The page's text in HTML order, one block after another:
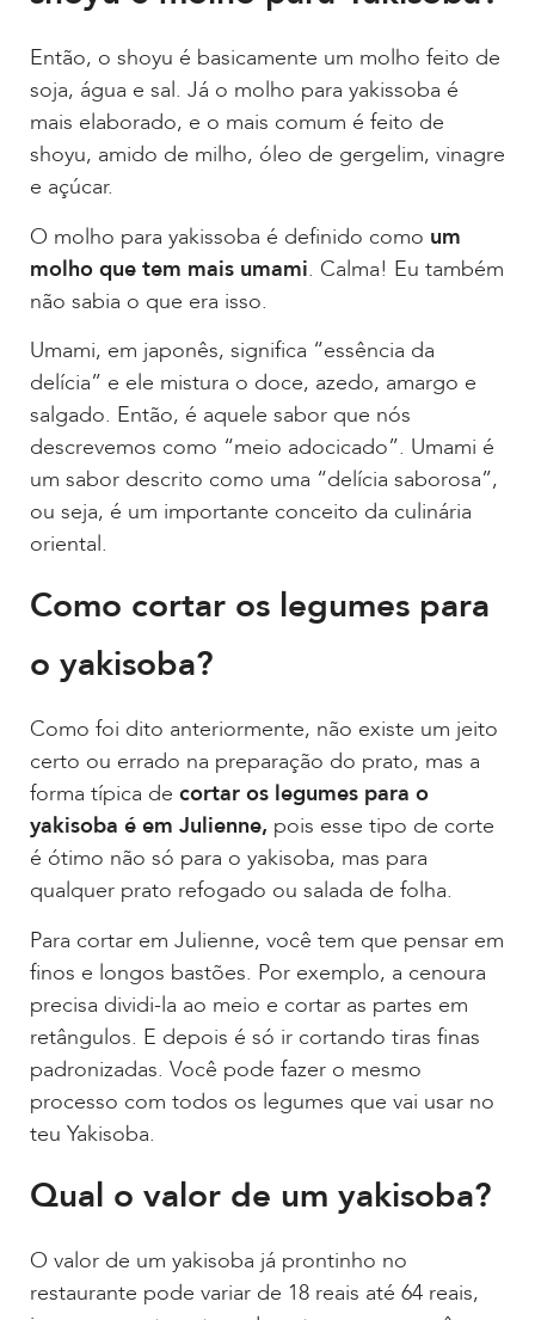
Então, o shoyu é basicamente um molho feito de
soja, água e sal. Já o molho para yakissoba é
mais elaborado, e o mais comum é feito de
shoyu, amido de milho, óleo de gergelim, vinagre
e açúcar.
O molho para yakissoba é definido como um
molho que tem mais umami. Calma! Eu também
não sabia o que era isso.
Umami, em japonês, significa “essência da
delícia” e ele mistura o doce, azedo, amargo e
salgado. Então, é aquele sabor que nós
descrevemos como “meio adocicado”. Umami é
um sabor descrito como uma “delícia saborosa”,
ou seja, é um importante conceito da culinária
oriental.
Como cortar os legumes para
o yakisoba?
Como foi dito anteriormente, não existe um jeito
certo ou errado na preparação do prato, mas a
forma típica de cortar os legumes para o
yakisoba é em Julienne, pois esse tipo de corte
é ótimo não só para o yakisoba, mas para
qualquer prato refogado ou salada de folha.
Para cortar em Julienne, você tem que pensar em
finos e longos bastões. Por exemplo, a cenoura
precisa dividi-la ao meio e cortar as partes em
retângulos. E depois é só ir cortando tiras finas
padronizadas. Você pode fazer o mesmo
processo com todos os legumes que vai usar no
teu Yakisoba.
Qual o valor de um yakisoba?
O valor de um yakisoba já prontinho no
restaurante pode variar de 18 reais até 64 reais,